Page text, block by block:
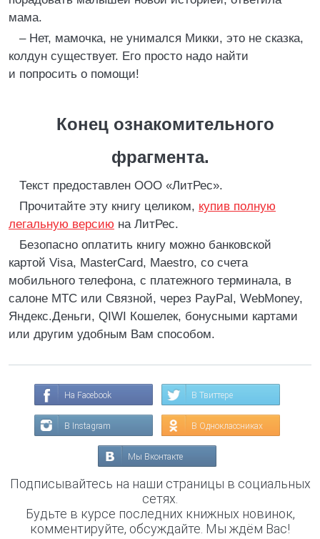
мама.
– Нет, мамочка, не унимался Микки, это не сказка,
колдун существует. Его просто надо найти
и попросить о помощи!
Конец ознакомительного
фрагмента.
Текст предоставлен ООО «ЛитРес».
Прочитайте эту книгу целиком, купив полную
легальную версию на ЛитРес.
Безопасно оплатить книгу можно банковской
картой Visa, MasterCard, Maestro, со счета
мобильного телефона, с платежного терминала, в
салоне МТС или Связной, через PayPal, WebMoney,
Яндекс.Деньги, QIWI Кошелек, бонусными картами
или другим удобным Вам способом.
На Facebook В Твиттере
В Instagram В Одноклассниках
Мы Вконтакте
Подписывайтесь на наши страницы в социальных
сетях.
Будьте в курсе последних книжных новинок,
комментируйте, обсуждайте. Мы ждём Вас!